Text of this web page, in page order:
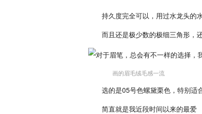
持久度完全可以，用过水龙头的
而且还是极少数的极细三角形，
画的眉毛绒毛感一流
选的是05号色螺黛栗色，特别适
简直就是我近段时间以来的最爱